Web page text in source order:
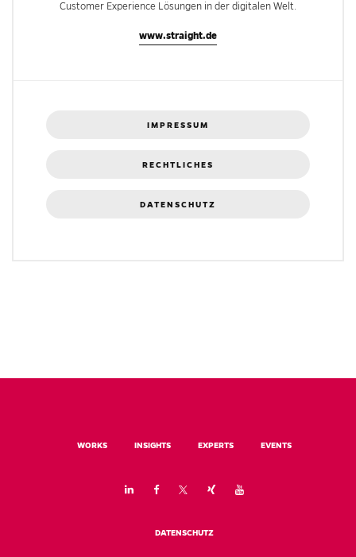
Customer Experience Lösungen in der digitalen Welt.
www.straight.de
IMPRESSUM
RECHTLICHES
DATENSCHUTZ
WORKS INSIGHTS EXPERTS EVENTS
DATENSCHUTZ